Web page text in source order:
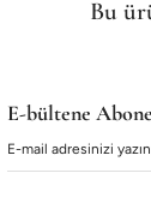
Bu
4.000,00 ₺
E-bültene